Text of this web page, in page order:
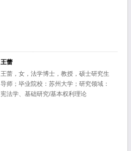
王蕾
王蕾，女，法学博士，教授，硕士研究生
导师；毕业院校：苏州大学；研究领域：
宪法学、基础研究/基本权利理论